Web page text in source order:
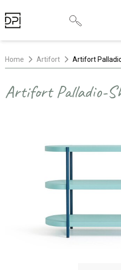
Home Artifort Artifort
Artifort Palladio-